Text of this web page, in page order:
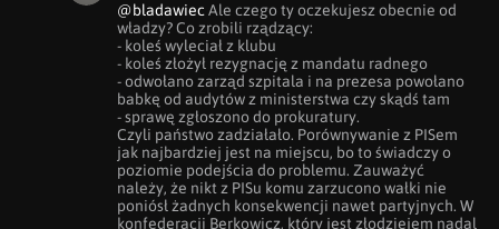
@bladawiec Ale czego ty oczekujesz obecnie od
władzy? Co zrobili rządzący:
- koleś wyleciał z klubu
- koleś złożył rezygnację z mandatu radnego
- odwołano zarząd szpitala i na prezesa powołano
babkę od audytów z ministerstwa czy skądś tam
- sprawę zgłoszono do prokuratury.
Czyli państwo zadziałało. Porównywanie z PISem
jak najbardziej jest na miejscu, bo to świadczy o
poziomie podejścia do problemu. Zauważyć
należy, że nikt z PISu komu zarzucono wałki nie
poniósł żadnych konsekwencji nawet partyjnych. W
konfederacji Berkowicz, który jest złodziejem nadal